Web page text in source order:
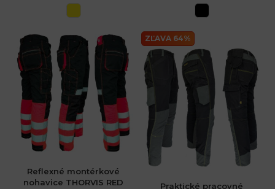
Reflexné montérkové
nohavice THORVIS RED
ZĽAVA 64%
Praktické pracovné